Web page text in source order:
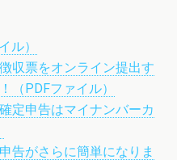
ル）
収票をオンライン提出す
（PDFファイル）
定申告はマイナンバーカ
告がさらに簡単になりま